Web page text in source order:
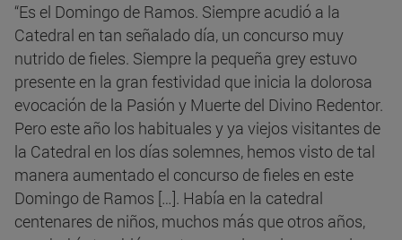
“Es el Domingo de Ramos. Siempre acudió a la
Catedral en tan señalado día, un concurso muy
nutrido de fieles. Siempre la pequeña grey estuvo
presente en la gran festividad que inicia la dolorosa
evocación de la Pasión y Muerte del Divino Redentor.
Pero este año los habituales y ya viejos visitantes de
la Catedral en los días solemnes, hemos visto de tal
manera aumentado el concurso de fieles en este
Domingo de Ramos […]. Había en la catedral
centenares de niños, muchos más que otros años,